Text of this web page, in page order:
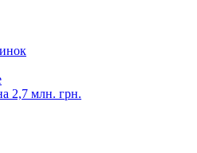
2,7 млн. грн.